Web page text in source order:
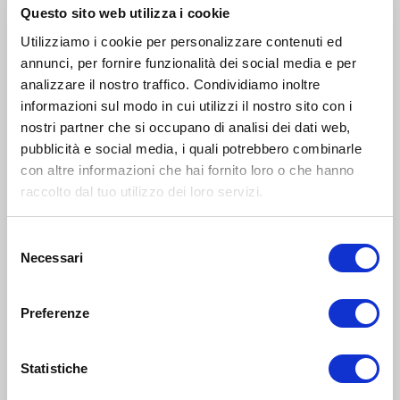
Questo sito web utilizza i cookie
Utilizziamo i cookie per personalizzare contenuti ed
annunci, per fornire funzionalità dei social media e per
analizzare il nostro traffico. Condividiamo inoltre
informazioni sul modo in cui utilizzi il nostro sito con i
nostri partner che si occupano di analisi dei dati web,
pubblicità e social media, i quali potrebbero combinarle
con altre informazioni che hai fornito loro o che hanno
raccolto dal tuo utilizzo dei loro servizi.
delNecessari
Preferenze
Statistiche
Giardini condivisi a Milano: cosa
sono e dove li trovi
con gli animali, street food.